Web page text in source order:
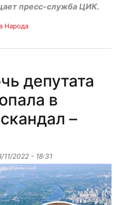
пресс-служба ЦИК.
Народа
депутата
в
–
11/2022 - 18:31